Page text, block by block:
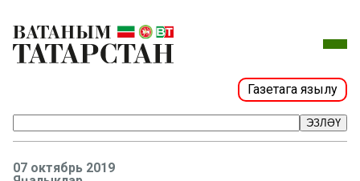
Газетага язылу
ЭЗЛӘҮ
07 октябрь 2019